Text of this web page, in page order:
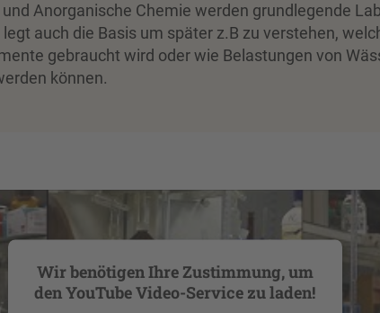
Anorganische Chemie werden grundlegende
auch die Basis um später z.B zu verstehen,
gebraucht wird oder wie Belastungen von
können.
Wir benötigen Ihre Zustimmung, um
den YouTube Video-Service zu laden!